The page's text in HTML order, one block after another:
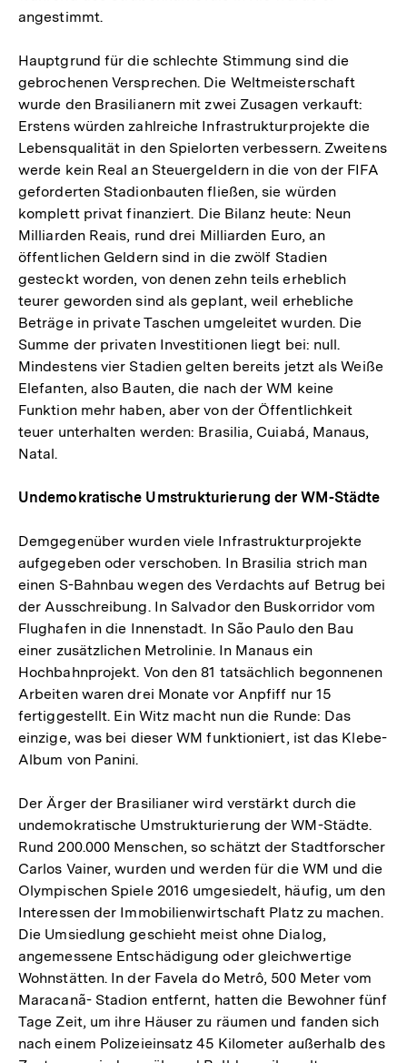
angestimmt.
Hauptgrund für die schlechte Stimmung sind die
gebrochenen Versprechen. Die Weltmeisterschaft
wurde den Brasilianern mit zwei Zusagen verkauft:
Erstens würden zahlreiche Infrastrukturprojekte die
Lebensqualität in den Spielorten verbessern. Zweitens
werde kein Real an Steuergeldern in die von der FIFA
geforderten Stadionbauten fließen, sie würden
komplett privat finanziert. Die Bilanz heute: Neun
Milliarden Reais, rund drei Milliarden Euro, an
öffentlichen Geldern sind in die zwölf Stadien
gesteckt worden, von denen zehn teils erheblich
teurer geworden sind als geplant, weil erhebliche
Beträge in private Taschen umgeleitet wurden. Die
Summe der privaten Investitionen liegt bei: null.
Mindestens vier Stadien gelten bereits jetzt als Weiße
Elefanten, also Bauten, die nach der WM keine
Funktion mehr haben, aber von der Öffentlichkeit
teuer unterhalten werden: Brasilia, Cuiabá, Manaus,
Natal.
Undemokratische Umstrukturierung der WM-Städte
Demgegenüber wurden viele Infrastrukturprojekte
aufgegeben oder verschoben. In Brasilia strich man
einen S-Bahnbau wegen des Verdachts auf Betrug bei
der Ausschreibung. In Salvador den Buskorridor vom
Flughafen in die Innenstadt. In São Paulo den Bau
einer zusätzlichen Metrolinie. In Manaus ein
Hochbahnprojekt. Von den 81 tatsächlich begonnenen
Arbeiten waren drei Monate vor Anpfiff nur 15
fertiggestellt. Ein Witz macht nun die Runde: Das
einzige, was bei dieser WM funktioniert, ist das Klebe-
Album von Panini.
Der Ärger der Brasilianer wird verstärkt durch die
undemokratische Umstrukturierung der WM-Städte.
Rund 200.000 Menschen, so schätzt der Stadtforscher
Carlos Vainer, wurden und werden für die WM und die
Olympischen Spiele 2016 umgesiedelt, häufig, um den
Interessen der Immobilienwirtschaft Platz zu machen.
Die Umsiedlung geschieht meist ohne Dialog,
angemessene Entschädigung oder gleichwertige
Wohnstätten. In der Favela do Metrô, 500 Meter vom
Maracanã- Stadion entfernt, hatten die Bewohner fünf
Tage Zeit, um ihre Häuser zu räumen und fanden sich
nach einem Polizeieinsatz 45 Kilometer außerhalb des